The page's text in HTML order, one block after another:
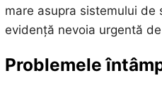
mare asupra sistemului de
evidență nevoia urgentă
Problemele